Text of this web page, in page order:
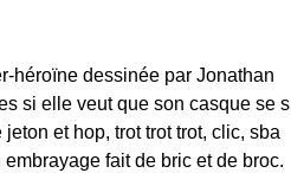
héroïne dessinée par Jonathan
si elle veut que son casque se s
et hop, trot trot trot, clic, sba
fait de bric et de broc.